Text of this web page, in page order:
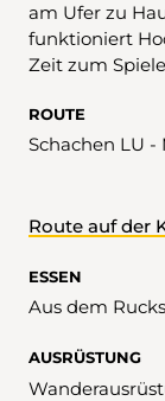
am Ufer zu
funktioniert
Zeit zum
ROUTE
Schachen LU
Route auf der
ESSEN
Aus dem
AUSRÜSTUNG